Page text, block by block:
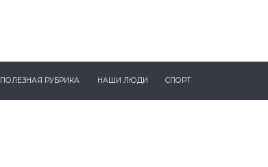
ПОЛЕЗНАЯ РУБРИКА НАШИ ЛЮДИ СПОРТ